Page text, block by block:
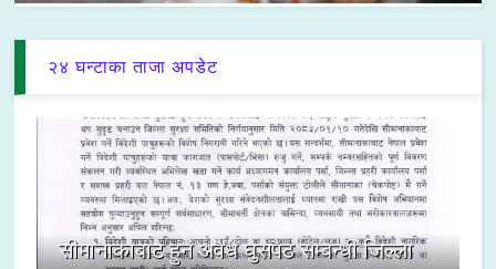
२४ घन्टाका ताजा अपडेट
सीमानाकाबाट हुने अवैध घुसपैठ सम्बन्धी जिल्ला